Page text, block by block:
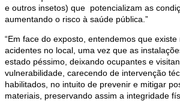
e outros insetos) que potencializam as
aumentando o risco à saúde pública.”
“Em face do exposto, entendemos que
acidentes no local, uma vez que as
estado péssimo, deixando ocupantes e
vulnerabilidade, carecendo de intervenção
habilitados, no intuito de prevenir e mitigar
materiais, preservando assim a integridade